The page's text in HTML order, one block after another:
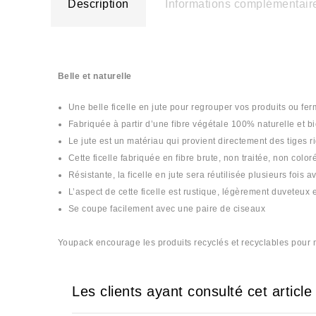
Description Informations
Belle et naturelle
Une belle ficelle en jute pour regrouper vos produits ou
Fabriquée à partir d’une fibre végétale 100% naturelle et
Le jute est un matériau qui provient directement des tiges
Cette ficelle fabriquée en fibre brute, non traitée, non
Résistante, la ficelle en jute sera réutilisée plusieurs fois
L’aspect de cette ficelle est rustique, légèrement
Se coupe facilement avec une paire de ciseaux
Youpack encourage les produits recyclés et recyclables
Les clients ayant consulté cet